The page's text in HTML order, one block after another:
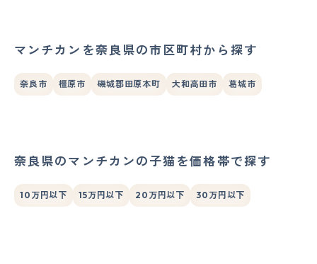
マンチカンを奈良県の市区町村から探す
奈良市 橿原市 磯城郡田原本町 大和高田市 葛城市
奈良県のマンチカンの子猫を価格帯で探す
10万円以下 15万円以下 20万円以下 30万円以下